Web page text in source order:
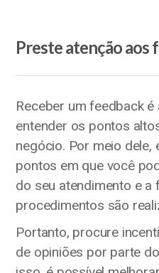
Preste atenção aos
Receber um feedback
entender os pontos
negócio. Por meio
pontos em que você
do seu atendimento e a
procedimentos são
Portanto, procure
de opiniões por parte